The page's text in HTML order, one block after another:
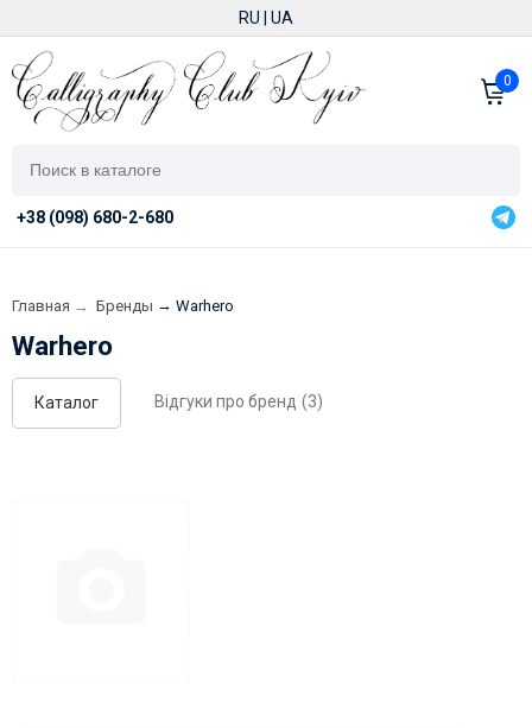
RU UA
0
+38 (098) 680-2-680
Главная → Бренды → Warhero
Warhero
Каталог Відгуки про бренд (3)